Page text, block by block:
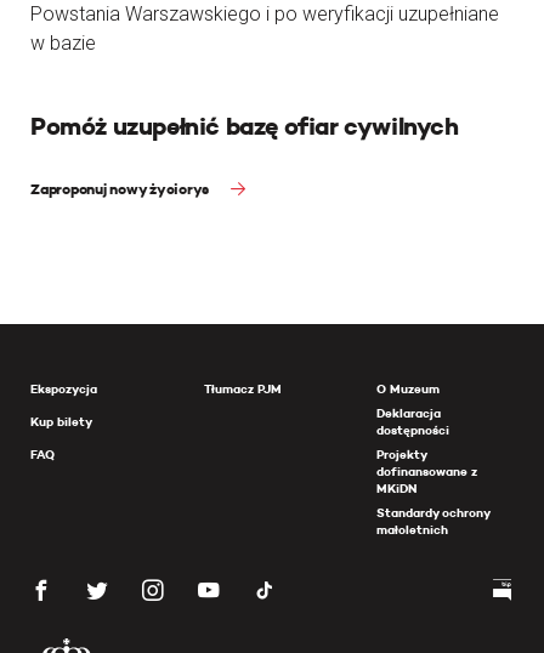
Powstania Warszawskiego i po weryfikacji uzupełniane
w bazie
Pomóż uzupełnić bazę ofiar cywilnych
Zaproponuj nowy życiorys
Ekspozycja
Kup bilety
FAQ
Tłumacz PJM
O Muzeum
Deklaracja
dostępności
Projekty
dofinansowane z
MKiDN
Standardy ochrony
małoletnich